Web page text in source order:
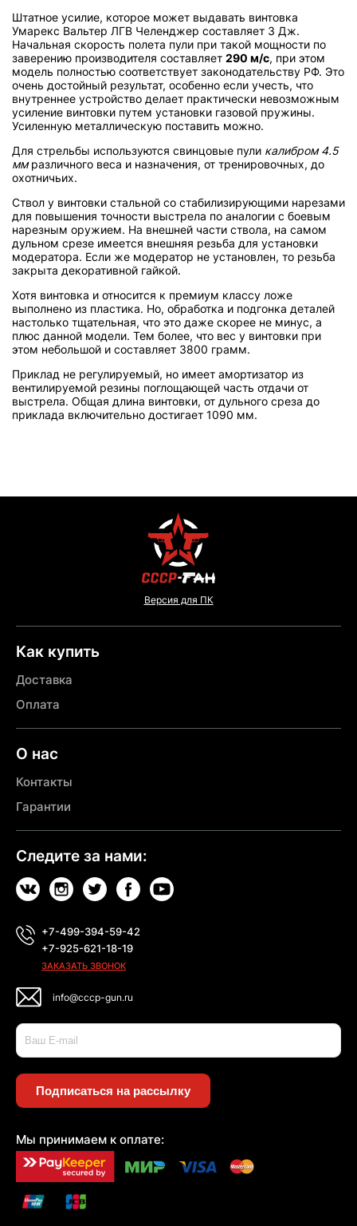
Штатное усилие, которое может выдавать винтовка
Умарекс Вальтер ЛГВ Челенджер составляет 3 Дж.
Начальная скорость полета пули при такой мощности по
заверению производителя составляет 290 м/с, при этом
модель полностью соответствует законодательству РФ. Это
очень достойный результат, особенно если учесть, что
внутреннее устройство делает практически невозможным
усиление винтовки путем установки газовой пружины.
Усиленную металлическую поставить можно.
Для стрельбы используются свинцовые пули калибром 4.5
ммразличного веса и назначения, от тренировочных, до
охотничьих.
Ствол у винтовки стальной со стабилизирующими нарезами
для повышения точности выстрела по аналогии с боевым
нарезным оружием. На внешней части ствола, на самом
дульном срезе имеется внешняя резьба для установки
модератора. Если же модератор не установлен, то резьба
закрыта декоративной гайкой.
Хотя винтовка и относится к премиум классу ложе
выполнено из пластика. Но, обработка и подгонка деталей
настолько тщательная, что это даже скорее не минус, а
плюс данной модели. Тем более, что вес у винтовки при
этом небольшой и составляет 3800 грамм.
Приклад не регулируемый, но имеет амортизатор из
вентилируемой резины поглощающей часть отдачи от
выстрела. Общая длина винтовки, от дульного среза до
приклада включительно достигает 1090 мм.
Версия для ПК
Как купить
Доставка
Оплата
О нас
Контакты
Гарантии
Следите за нами:
+7-499-394-59-42
+7-925-621-18-19
ЗАКАЗАТЬ ЗВОНОК
info@cccp-gun.ru
Подписаться на рассылку
Мы принимаем к оплате: